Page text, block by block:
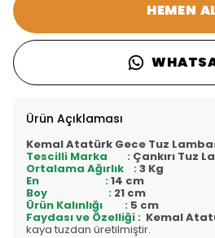
HEMEN
Ürün Açıklaması
Kemal Atatürk Gece Tuz
Tescilli Marka : Çankırı Tuz
Ortalama Ağırlık :3 Kg
En :14 cm
Boy : 21 cm
Ürün Kalınlığı : 5 cm
Faydası ve Özelliği : Kemal
kaya tuzdan üretilmiştir.